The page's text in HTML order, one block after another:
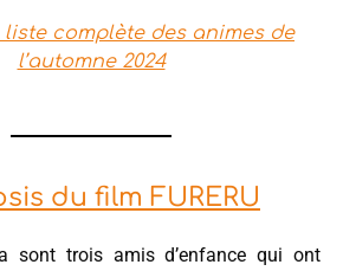
liste complète des animes de
l’automne 2024
du film FURERU
sont trois amis d’enfance qui ont